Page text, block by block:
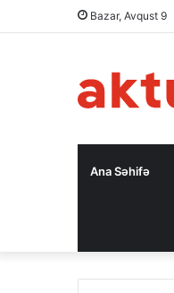
Bazar, Avqust 9
Ana Səhifə